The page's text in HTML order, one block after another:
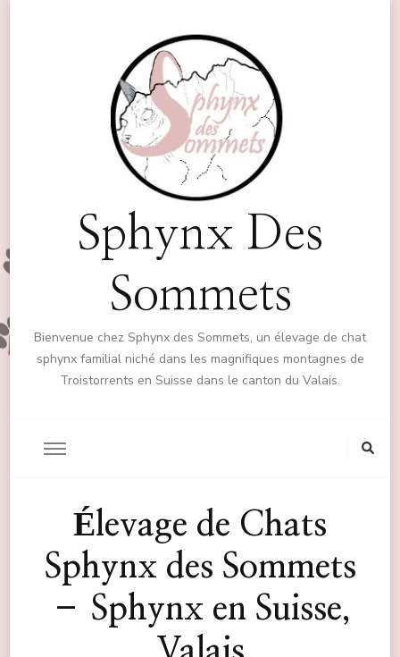
Sphynx Des
Sommets
Bienvenue chez Sphynx des Sommets, un élevage de chat
sphynx familial niché dans les magnifiques montagnes de
Troistorrents en Suisse dans le canton du Valais.
Élevage de Chats
Sphynx des Sommets
– Sphynx en Suisse,